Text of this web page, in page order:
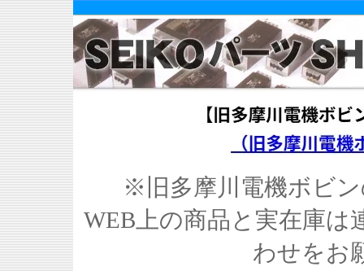
※旧多摩川電機ボビ
WEB上の商品と実在庫
わせをお